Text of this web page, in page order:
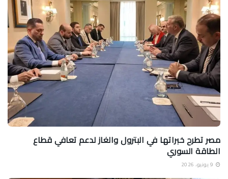
مصر تطرح خبراتها في البترول والغاز لدعم تعافي قطاع
الطاقة السوري